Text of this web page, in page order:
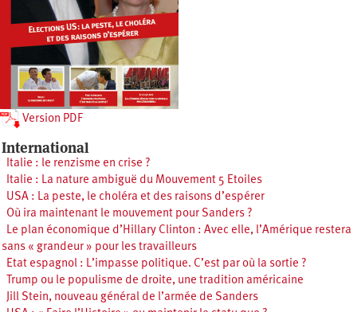
Version PDF
International
Italie : le renzisme en crise ?
Italie : La nature ambiguë du Mouvement 5 Etoiles
USA : La peste, le choléra et des raisons d’espérer
Où ira maintenant le mouvement pour Sanders ?
Le plan économique d’Hillary Clinton : Avec elle, l’Amérique restera
sans « grandeur » pour les travailleurs
Etat espagnol : L’impasse politique. C’est par où la sortie ?
Trump ou le populisme de droite, une tradition américaine
Jill Stein, nouveau général de l’armée de Sanders